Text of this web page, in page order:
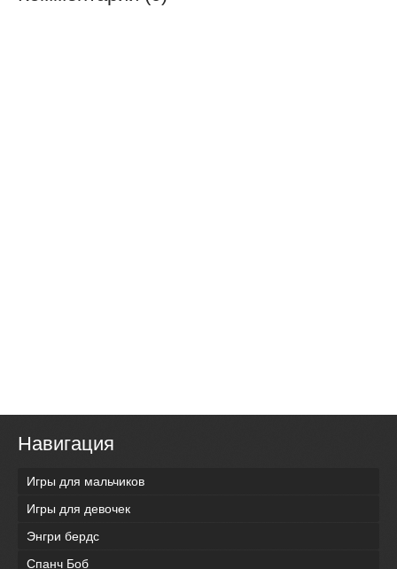
Навигация
Игры для мальчиков
Игры для девочек
Энгри бердс
Спанч Боб